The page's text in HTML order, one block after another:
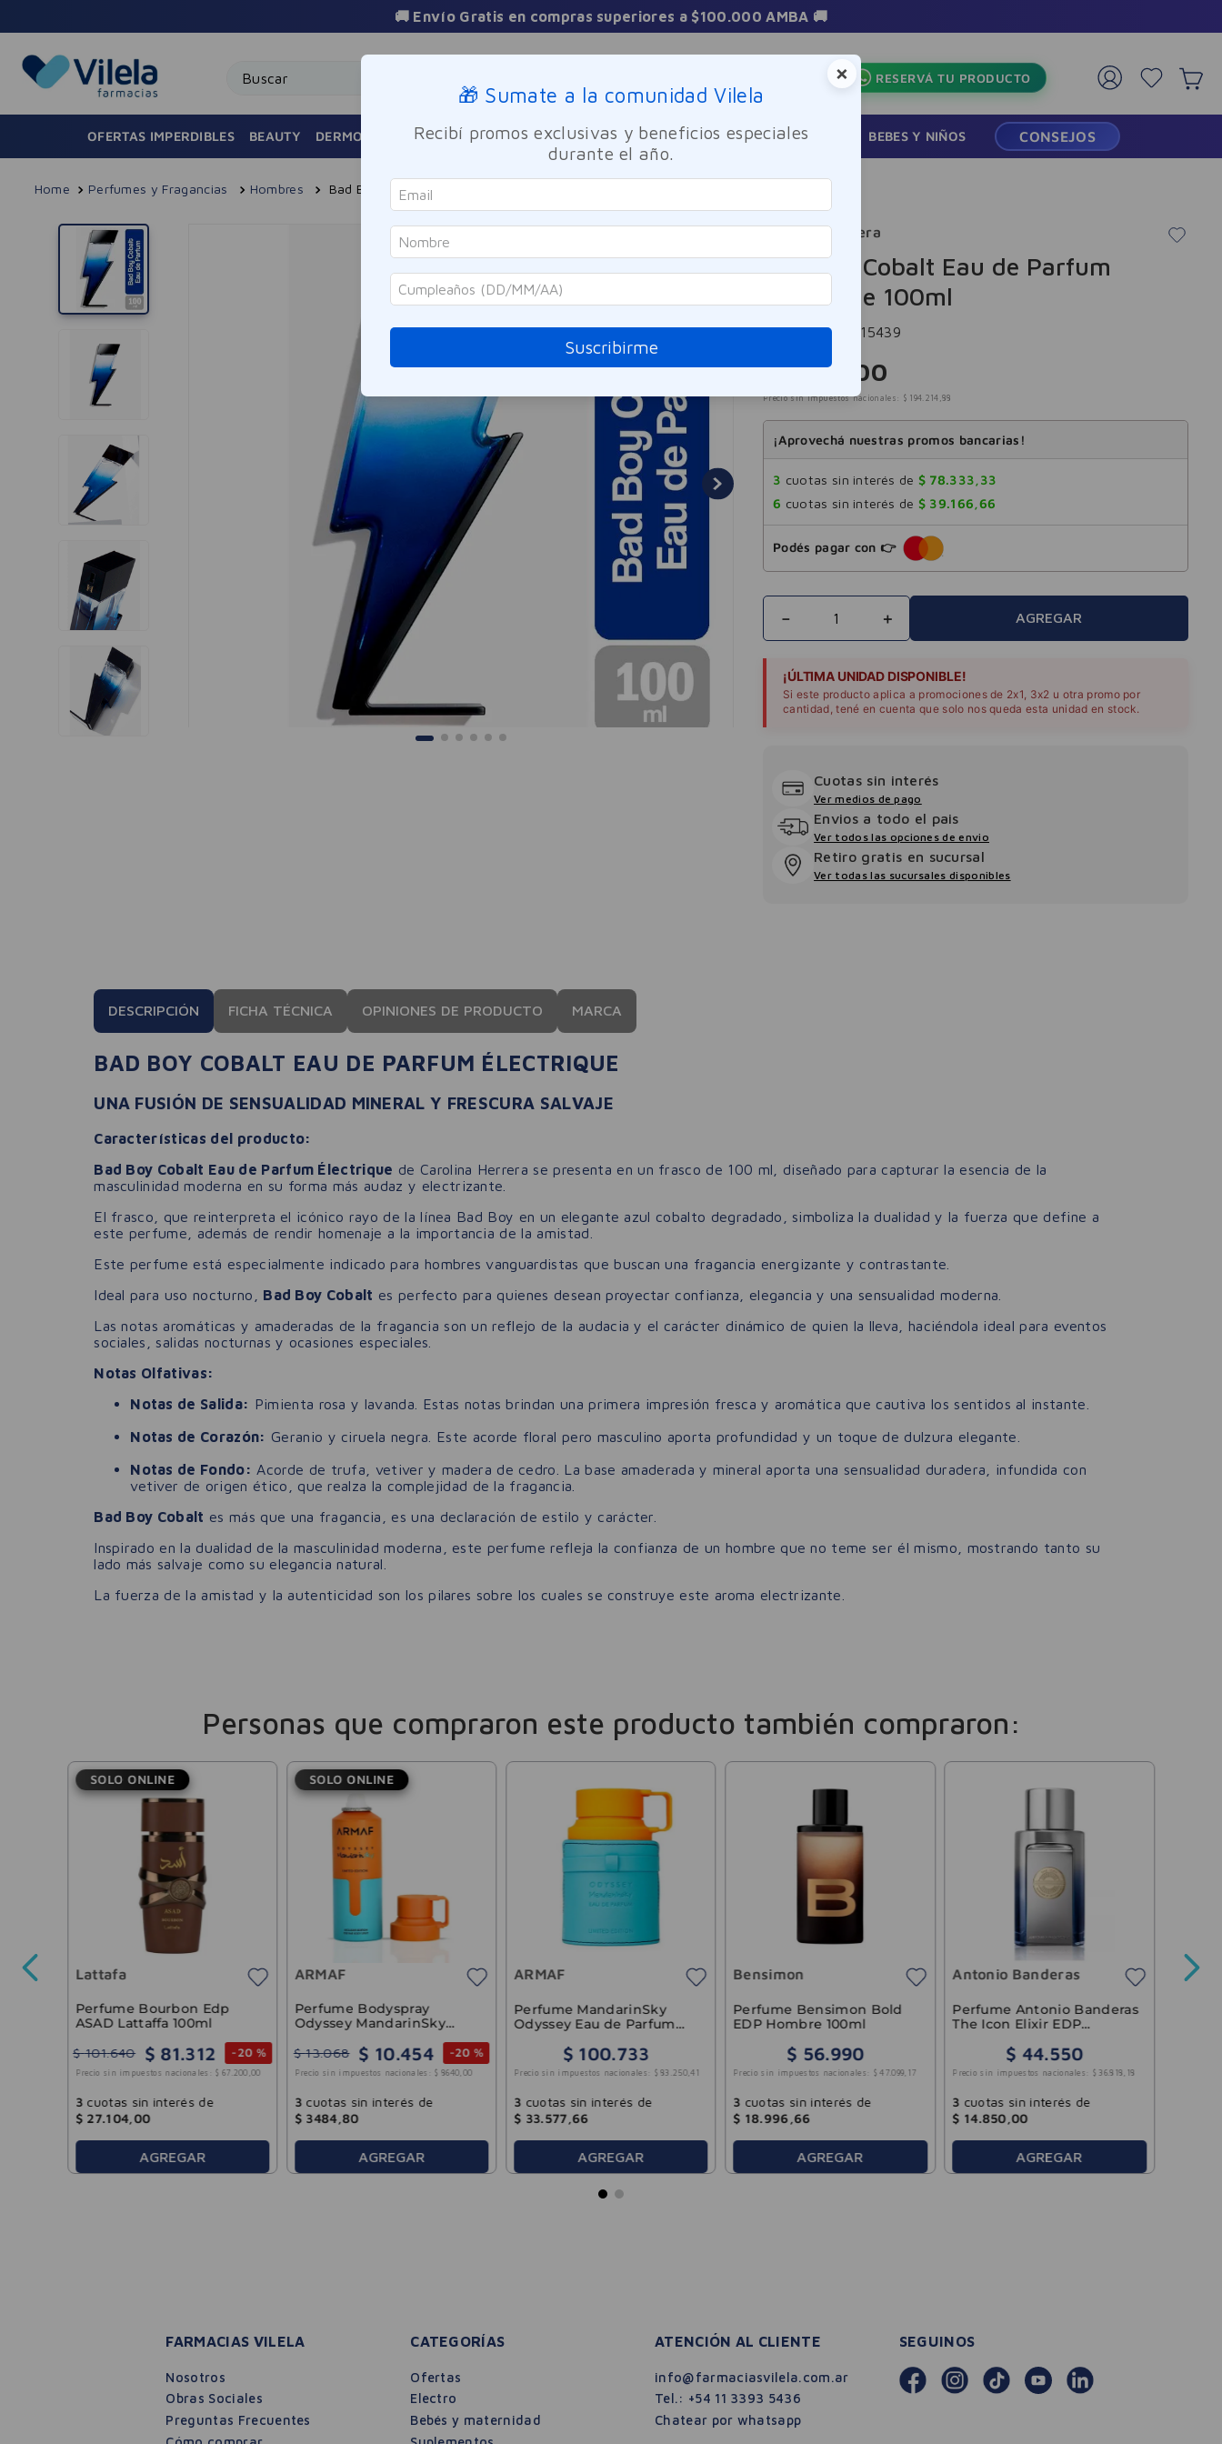
RESERVÁ TU PRODUCTO
OFERTAS IMPERDIBLES BEAUTY DERMOCOSMÉTICA FRAGANCIAS CUIDADO PERSONAL BIENESTAR Y FARMACIA BEBES Y NIÑOS CONSEJOS
Perfumes y Fragancias Hombres Bad Boy Cobalt Eau de Parfum Électrique 100ml
Carolina Herrera
Bad Boy Cobalt Eau de Parfum
Électrique 100ml
Referencia -315439
$ 235. 000
Precio sin impuestos nacionales: $ 194. 214 ,88
¡Aprovechá nuestras promos bancarias!
3 cuotas sin interés de $ 78.333, 33
6 cuotas sin interés de $ 39.166,66
Podés pagar con 👉
＋
－ AGREGAR
¡ÚLTIMA UNIDAD DISPONIBLE!
Si este producto aplica a promociones de 2x1, 3x2 u otra promo por
cantidad, tené en cuenta que solo nos queda esta unidad en stock.
Cuotas sin interés
Ver medios de pago
Envios a todo el pais
Ver todos las opciones de envio
Retiro gratis en sucursal
Ver todas las sucursales disponibles
DESCRIPCIÓN FICHA TÉCNICA OPINIONES DE PRODUCTO MARCA
BAD BOY COBALT EAU DE PARFUM ÉLECTRIQUE
UNA FUSIÓN DE SENSUALIDAD MINERAL Y FRESCURA SALVAJE
Características del producto:
Bad Boy Cobalt Eau de Parfum Électrique de Carolina Herrera se presenta en un frasco de 100 ml, diseñado para capturar la esencia de la
masculinidad moderna en su forma más audaz y electrizante.
El frasco, que reinterpreta el icónico rayo de la línea Bad Boy en un elegante azul cobalto degradado, simboliza la dualidad y la fuerza que define a
este perfume, además de rendir homenaje a la importancia de la amistad.
Este perfume está especialmente indicado para hombres vanguardistas que buscan una fragancia energizante y contrastante.
Ideal para uso nocturno, Bad Boy Cobalt es perfecto para quienes desean proyectar confianza, elegancia y una sensualidad moderna.
Las notas aromáticas y amaderadas de la fragancia son un reflejo de la audacia y el carácter dinámico de quien la lleva, haciéndola ideal para eventos
sociales, salidas nocturnas y ocasiones especiales.
Notas Olfativas:
Notas de Salida: Pimienta rosa y lavanda. Estas notas brindan una primera impresión fresca y aromática que cautiva los sentidos al instante.
Notas de Corazón: Geranio y ciruela negra. Este acorde floral pero masculino aporta profundidad y un toque de dulzura elegante.
Notas de Fondo: Acorde de trufa, vetiver y madera de cedro. La base amaderada y mineral aporta una sensualidad duradera, infundida con
vetiver de origen ético, que realza la complejidad de la fragancia.
Bad Boy Cobalt es más que una fragancia, es una declaración de estilo y carácter.
Inspirado en la dualidad de la masculinidad moderna, este perfume refleja la confianza de un hombre que no teme ser él mismo, mostrando tanto su
lado más salvaje como su elegancia natural.
La fuerza de la amistad y la autenticidad son los pilares sobre los cuales se construye este aroma electrizante.
Personas que compraron este producto también compraron:
SOLO ONLINE
Lattafa
Perfume Bourbon Edp
ASAD Lattaffa 100ml
$ 101.640 $ 81.312 -20 %
Precio sin impuestos nacionales: $ 67 .200 ,00
3 cuotas sin interés de
$ 27.104, 00
AGREGAR
SOLO ONLINE
ARMAF
Perfume Bodyspray
Odyssey MandarinSky
$ 13.068 $ 10.454 -20 %
Precio sin impuestos nacionales: $ 8640 , 00
3 cuotas sin interés de
$ 3484 ,80
AGREGAR
ARMAF
Perfume MandarinSky
Odyssey Eau de Parfum
$ 100.733
Precio sin impuestos nacionales: $ 83 250 ,41
3 cuotas sin interés de
$ 33.577,66
AGREGAR
Bensimon
Perfume Bensimon Bold
EDP Hombre 100ml
$ 56.990
Precio sin impuestos nacionales: $ 47 .099 17
3 cuotas sin interés de
$ 18.996 ,66
AGREGAR
Antonio Banderas
Perfume Antonio Banderas
The Icon Elixir EDP
$ 44.550
Precio sin impuestos nacionales: $ 36 .818 18
3 cuotas sin interés de
$ 14.850 ,00
AGREGAR
68
FARMACIAS VILELA
Nosotros
Obras Sociales
Preguntas Frecuentes
CATEGORÍAS
Ofertas
Electro
Bebés y maternidad
ATENCIÓN AL CLIENTE
info@farmaciasvilela.com.ar
Tel.: +54 11 3393 5436
Chatear por whatsapp
SEGUINOS
×
🎁 Sumate a la comunidad Vilela
Recibí promos exclusivas y beneficios especiales
durante el año.
Suscribirme